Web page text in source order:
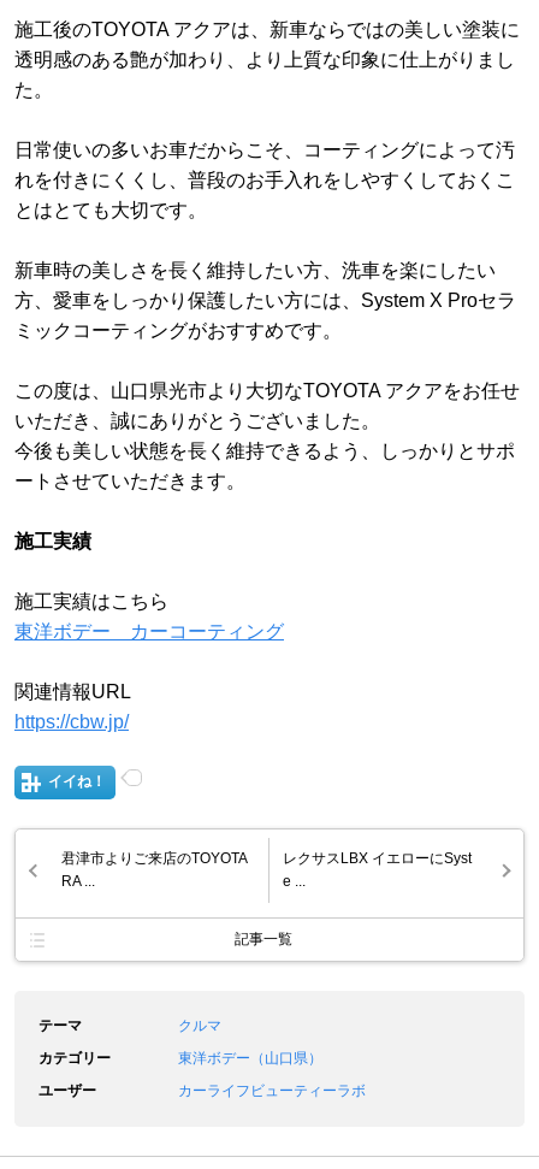
施工後のTOYOTA アクアは、新車ならではの美しい塗装に
透明感のある艶が加わり、より上質な印象に仕上がりまし
た。
日常使いの多いお車だからこそ、コーティングによって汚
れを付きにくくし、普段のお手入れをしやすくしておくこ
とはとても大切です。
新車時の美しさを長く維持したい方、洗車を楽にしたい
方、愛車をしっかり保護したい方には、System X Proセラ
ミックコーティングがおすすめです。
この度は、山口県光市より大切なTOYOTA アクアをお任せ
いただき、誠にありがとうございました。
今後も美しい状態を長く維持できるよう、しっかりとサポ
ートさせていただきます。
施工実績
施工実績はこちら
東洋ボデー カーコーティング
関連情報URL
https://cbw.jp/
イイね！
君津市よりご来店のTOYOTA
RA ...
レクサスLBX イエローにSyst
e ...
記事一覧
テーマ
クルマ
カテゴリー
東洋ボデー（山口県）
ユーザー
カーライフビューティーラボ